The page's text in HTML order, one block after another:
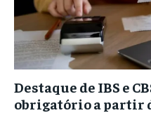
Destaque de IBS e
obrigatório a partir